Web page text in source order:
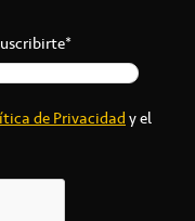
de Privacidady el